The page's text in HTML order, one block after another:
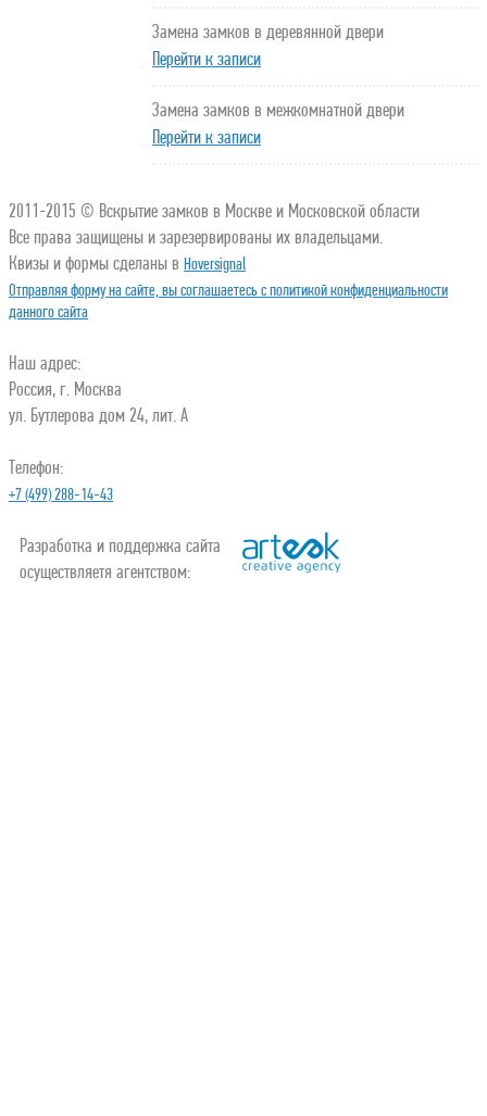
Замена замков в деревянной двери
Перейти к записи
Замена замков в межкомнатной двери
Перейти к записи
2011-2015 © Вскрытие замков в Москве и Московской области
Все права защищены и зарезервированы их владельцами.
Квизы и формы сделаны в Hoversignal
Отправляя форму на сайте, вы соглашаетесь с политикой конфиденциальности
данного сайта
Наш адрес:
Россия, г. Москва
ул. Бутлерова дом 24, лит. А
Телефон:
+7 (499) 288-14-43
Разработка и поддержка сайта
осуществляетя агентством: